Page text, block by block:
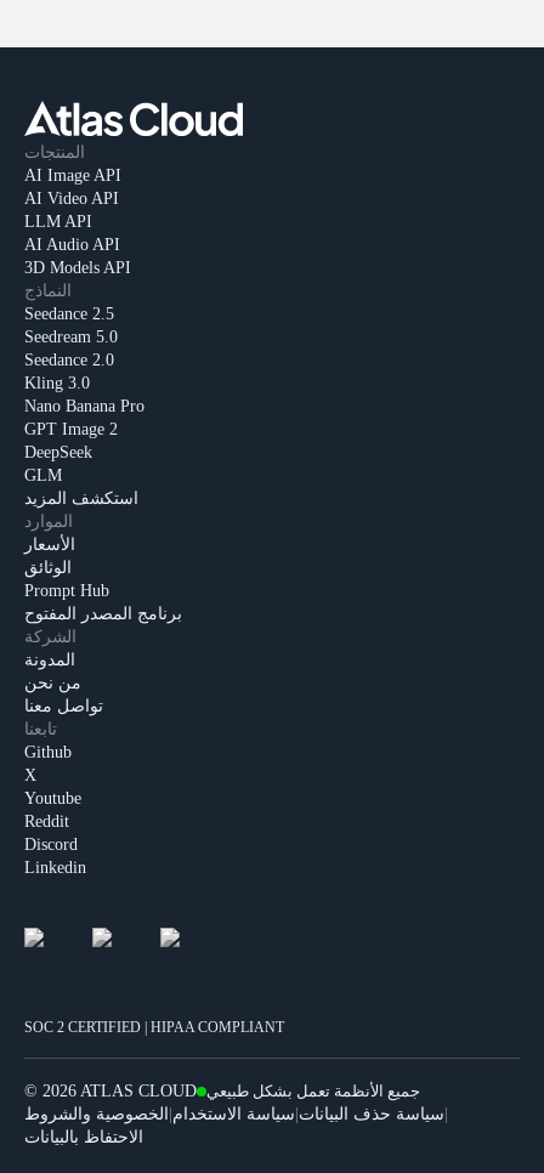
المنتجات
AI Image API
AI Video API
LLM API
AI Audio API
3D Models API
النماذج
Seedance 2.5
Seedream 5.0
Seedance 2.0
Kling 3.0
Nano Banana Pro
GPT Image 2
DeepSeek
GLM
استكشف المزيد
الموارد
الأسعار
الوثائق
Prompt Hub
برنامج المصدر المفتوح
الشركة
المدونة
من نحن
تواصل معنا
تابعنا
Github
X
Youtube
Reddit
Discord
Linkedin
SOC 2 CERTIFIED | HIPAA COMPLIANT
© 2026 ATLAS CLOUD جميع الأنظمة تعمل بشكل طبيعي
الخصوصية والشروط |سياسة الاستخدام|سياسة حذف البيانات|
الاحتفاظ بالبيانات